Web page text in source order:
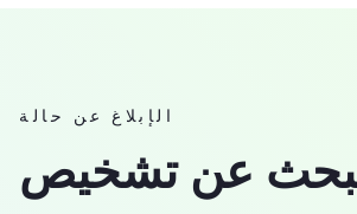
الإبلاغ عن حالة
عن تشخيص